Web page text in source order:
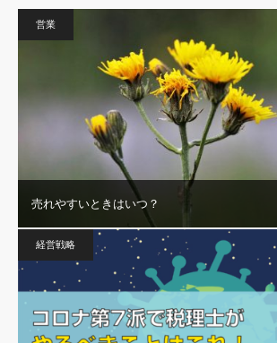
営業
売れやすいときはいつ？
経営戦略